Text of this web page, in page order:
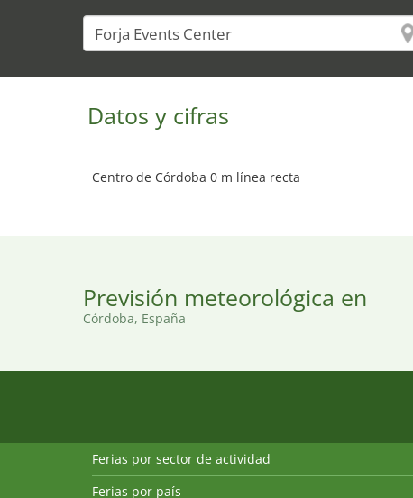
Datos y cifras
Centro de Córdoba 0 m línea recta
Previsión meteorológica en
Córdoba, España
Ferias por sector de actividad
Ferias por país